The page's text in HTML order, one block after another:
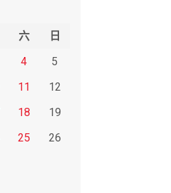
六
日
4
5
11
12
18
19
25
26